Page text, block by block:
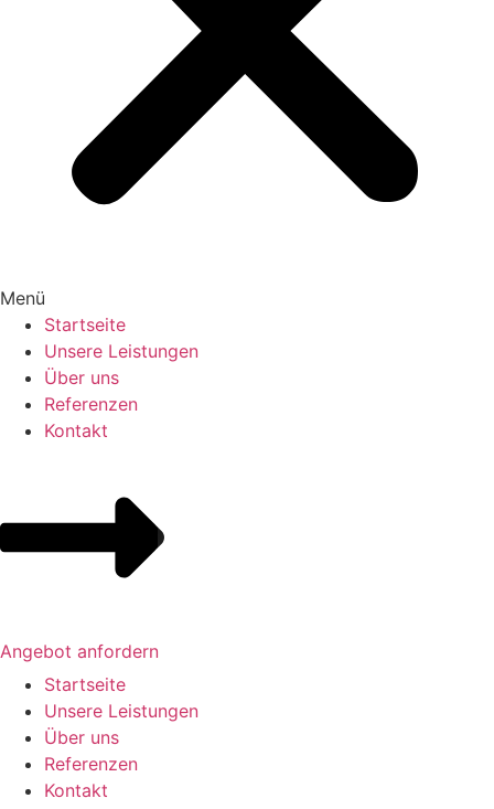
Menü
Startseite
Unsere Leistungen
Über uns
Referenzen
Kontakt
Angebot anfordern
Startseite
Unsere Leistungen
Über uns
Referenzen
Kontakt